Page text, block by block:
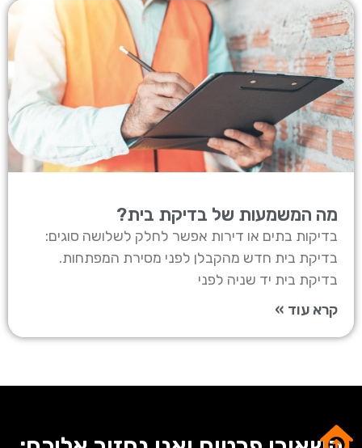
מה המשמעות של בדיקת בית?
בדיקות בתים או דירות אפשר לחלק לשלושה סוגים:
בדיקת בית חדש מהקבלן לפני מסירת המפתחות.
בדיקת בית יד שניה לפני
קרא עוד »